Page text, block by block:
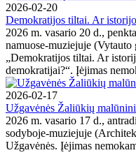
2026-02-20
Demokratijos tiltai. Ar
2026 m. vasario 20 d.,
namuose-muziejuje
„Demokratijos tiltai. Ar
demokratijai?“. Įėjimas
2026-02-17
Užgavėnės Žaliūkių
2026 m. vasario 17 d.,
sodyboje-muziejuje
Užgavėnės. Įėjimas